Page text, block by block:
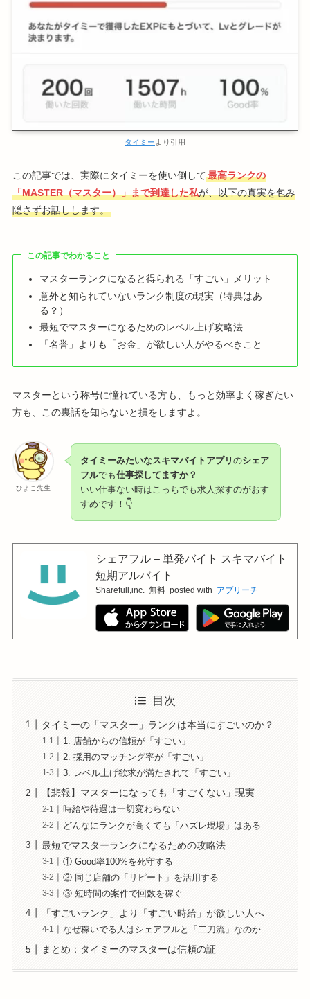
タイミー より引用
この記事では、実際にタイミーを使い倒して最高ランクの
「MASTER（マスター）」まで到達した私が、以下の真実を包み
隠さずお話しします。
この記事でわかること
マスターランクになると得られる「すごい」メリット
意外と知られていないランク制度の現実（特典はあ
る？）
最短でマスターになるためのレベル上げ攻略法
「名誉」よりも「お金」が欲しい人がやるべきこと
マスターという称号に憧れている方も、もっと効率よく稼ぎたい
方も、この裏話を知らないと損をしますよ。
ひよこ先生
タイミーみたいなスキマバイトアプリのシェア
フルでも仕事探してますか？
いい仕事ない時はこっちでも求人探すのがおす
すめです！👇
シェアフル – 単発バイト スキマバイト
短期アルバイト
Sharefull,inc. 無料 posted with アプリーチ
目次
タイミーの「マスター」ランクは本当にすごいのか？
1. 店舗からの信頼が「すごい」
2. 採用のマッチング率が「すごい」
3. レベル上げ欲求が満たされて「すごい」
【悲報】マスターになっても「すごくない」現実
時給や待遇は一切変わらない
どんなにランクが高くても「ハズレ現場」はある
最短でマスターランクになるための攻略法
① Good率100%を死守する
② 同じ店舗の「リピート」を活用する
③ 短時間の案件で回数を稼ぐ
「すごいランク」より「すごい時給」が欲しい人へ
なぜ稼いでる人はシェアフルと「二刀流」なのか
まとめ：タイミーのマスターは信頼の証